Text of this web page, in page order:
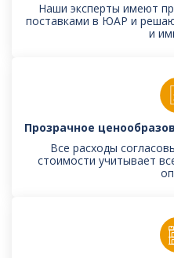
Наши эксперты имеют
поставками в ЮАР и
и
Прозрачное
Все расходы
стоимости учитывает